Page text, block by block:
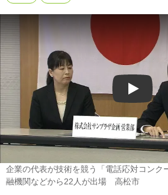
Play
企業の代表が技術を競う「電話応対コン
融機関などから22人が出場 高松市